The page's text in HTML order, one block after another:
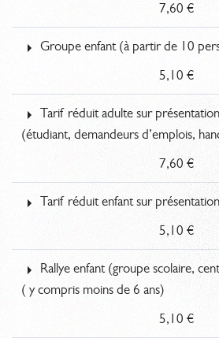
7,60 €
Groupe enfant (à partir de 10
5,10 €
Tarif réduit adulte sur
(étudiant, demandeurs d’emplois,
7,60 €
Tarif réduit enfant sur
5,10 €
Rallye enfant (groupe scolaire,
( y compris moins de 6 ans)
5,10 €